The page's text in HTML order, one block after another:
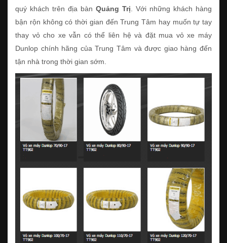
quý khách trên địa bàn Quảng Trị . Với những khách hàng
bận rộn không có thời gian đến Trung Tâm hay muốn tự tay
thay vỏ cho xe vẫn có thể liên hệ và đặt mua vỏ xe máy
Dunlop chính hãng của Trung Tâm và được giao hàng đến
tận nhà trong thời gian sớm.